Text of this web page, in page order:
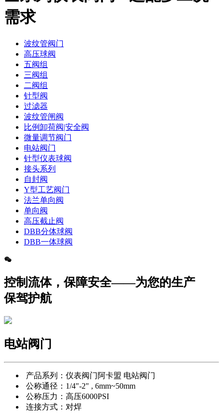
需求
波纹管阀门
高压球阀
五阀组
三阀组
二阀组
针型阀
过滤器
波纹管闸阀
比例卸荷阀|安全阀
微量调节阀门
电站阀门
针型仪表球阀
接头系列
自封阀
Y型工艺阀门
法兰单向阀
单向阀
高压截止阀
DBB分体球阀
DBB一体球阀
控制流体，保障安全——为您的生产
保驾护航
电站阀门
产品系列：仪表阀门阿卡盟 电站阀门
公称通径：1/4"-2" , 6mm~50mm
公称压力：高压6000PSI
连接方式：对焊